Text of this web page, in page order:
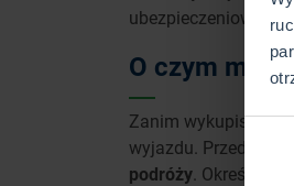
O czym
Zanim wykupisz
wyjazdu. Przede
podróży . Określ też